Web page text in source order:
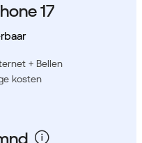
17
+ Bellen
kosten